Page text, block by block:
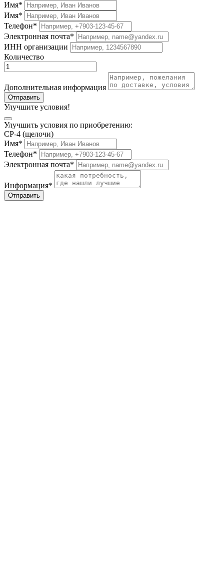
Имя*
Имя*
Телефон*
Электронная почта*
ИНН организации
Количество
Дополнительная информация
Отправить
Улучшите условия!
Улучшить условия по приобретению:
СР-4 (щелочи)
Имя*
Телефон*
Электронная почта*
Информация*
Отправить